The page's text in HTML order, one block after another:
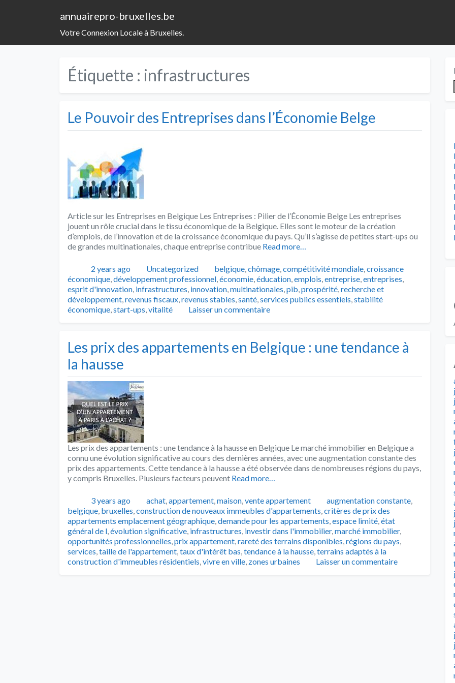
annuairepro-bruxelles.be
Votre Connexion Locale à Bruxelles.
Étiquette : infrastructures
Le Pouvoir des Entreprises dans l’Économie Belge
Article sur les Entreprises en Belgique Les Entreprises : Pilier de l’Économie Belge Les entreprises
jouent un rôle crucial dans le tissu économique de la Belgique. Elles sont le moteur de la création
d’emplois, de l’innovation et de la croissance économique du pays. Qu’il s’agisse de petites start-ups ou
de grandes multinationales, chaque entreprise contribue Read more…
Publié2 years ago Catégories
Uncategorized Tags
belgique,chômage,compétitivité mondiale,croissance
économique,développement professionnel,économie,éducation,emplois,entreprise,entreprises,
esprit d'innovation, infrastructures, innovation,multinationales,pib,prospérité,recherche et
développement,revenus fiscaux,revenus stables,santé,services publics essentiels,stabilité
économique,start-ups,vitalité Laisser un commentaire
Les prix des appartements en Belgique : une tendance à
la hausse
Les prix des appartements : une tendance à la hausse en Belgique Le marché immobilier en Belgique a
connu une évolution significative au cours des dernières années, avec une augmentation constante des
prix des appartements. Cette tendance à la hausse a été observée dans de nombreuses régions du pays,
y compris Bruxelles. Plusieurs facteurs peuvent Read more…
Publié3 years ago Catégories
achat,appartement,maison,vente appartement Tags
augmentation constante,
belgique, bruxelles,construction de nouveaux immeubles d'appartements,critères de prix des
appartements emplacement géographique,demande pour les appartements,espace limité,état
général de l,évolution significative, infrastructures, investir dans l'immobilier,marché immobilier,
opportunités professionnelles,prix appartement,rareté des terrains disponibles,régions du pays,
services,taille de l'appartement,taux d'intérêt bas,tendance à la hausse,terrains adaptés à la
construction d'immeubles résidentiels,vivre en ville, zones urbaines Laisser un commentaire